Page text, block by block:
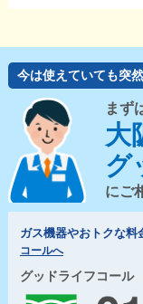
今は使えていても突
まず
大
グ
にご
ガス機器やおトクな料
コールへ
グッドライフコール